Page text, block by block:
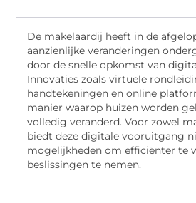
De makelaardij heeft in de
aanzienlijke veranderingen
door de snelle opkomst van
Innovaties zoals virtuele
handtekeningen en online
manier waarop huizen worden
volledig veranderd. Voor zowel
biedt deze digitale vooruitgang
mogelijkheden om efficiënter te
beslissingen te nemen.